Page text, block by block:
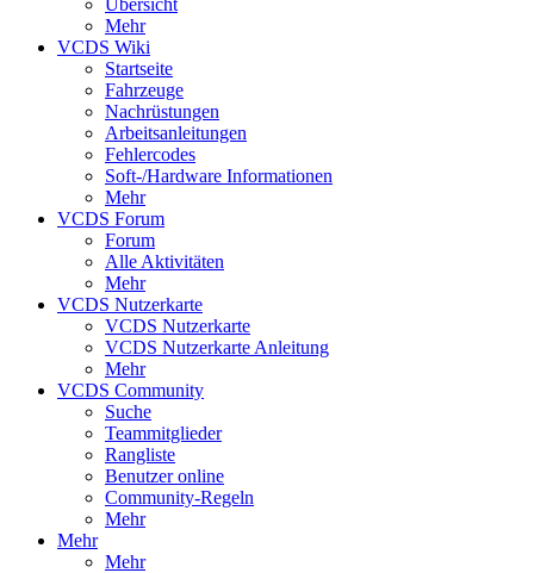
Mehr
VCDS Wiki
Startseite
Fahrzeuge
Nachrüstungen
Arbeitsanleitungen
Fehlercodes
Soft-/Hardware Informationen
Mehr
VCDS Forum
Forum
Alle Aktivitäten
Mehr
VCDS Nutzerkarte
VCDS Nutzerkarte
VCDS Nutzerkarte Anleitung
Mehr
VCDS Community
Suche
Teammitglieder
Rangliste
Benutzer online
Community-Regeln
Mehr
Mehr
Mehr